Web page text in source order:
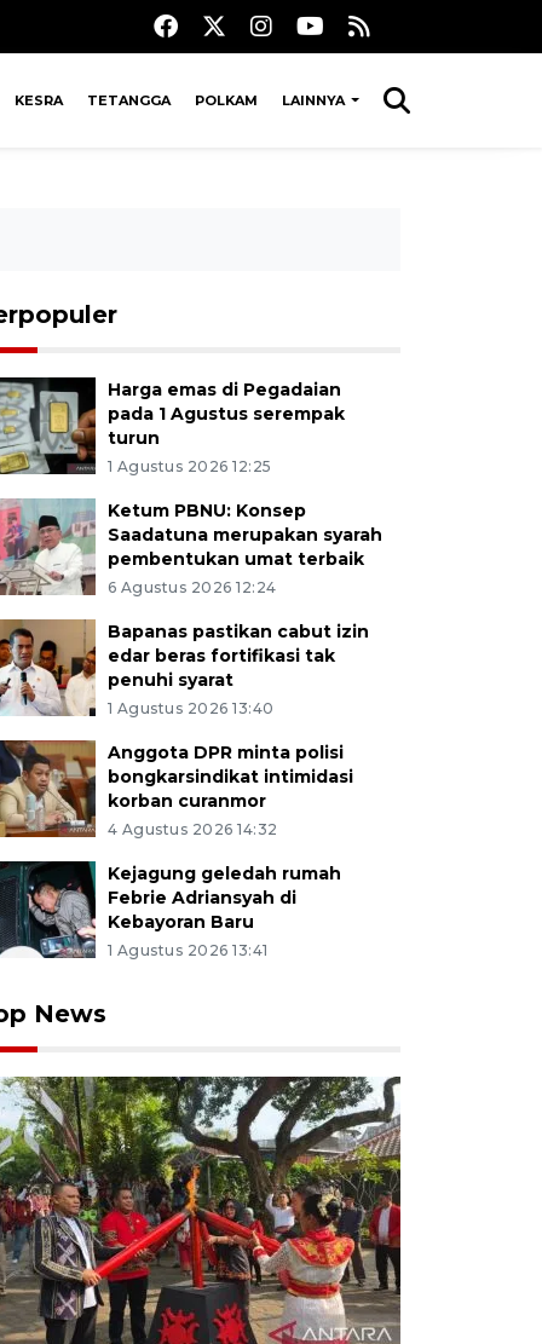
KESRA TETANGGA POLKAM LAINNYA
Harga emas di Pegadaian
pada 1 Agustus serempak
turun
1 Agustus 2026 12:25
Ketum PBNU: Konsep
Saadatuna merupakan syarah
pembentukan umat terbaik
6 Agustus 2026 12:24
Bapanas pastikan cabut izin
edar beras fortifikasi tak
penuhi syarat
1 Agustus 2026 13:40
Anggota DPR minta polisi
bongkarsindikat intimidasi
korban curanmor
4 Agustus 2026 14:32
Kejagung geledah rumah
Febrie Adriansyah di
Kebayoran Baru
1 Agustus 2026 13:41
News